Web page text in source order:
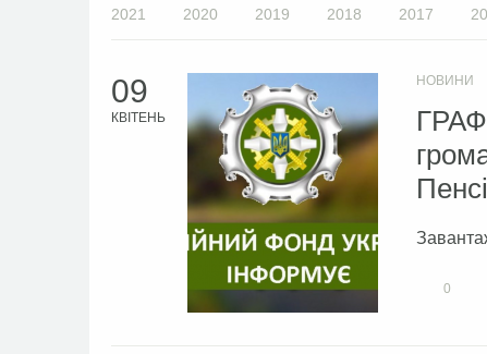
2021 2020 2019 2018 2017
09
КВІТЕНЬ
НОВИНИ
0